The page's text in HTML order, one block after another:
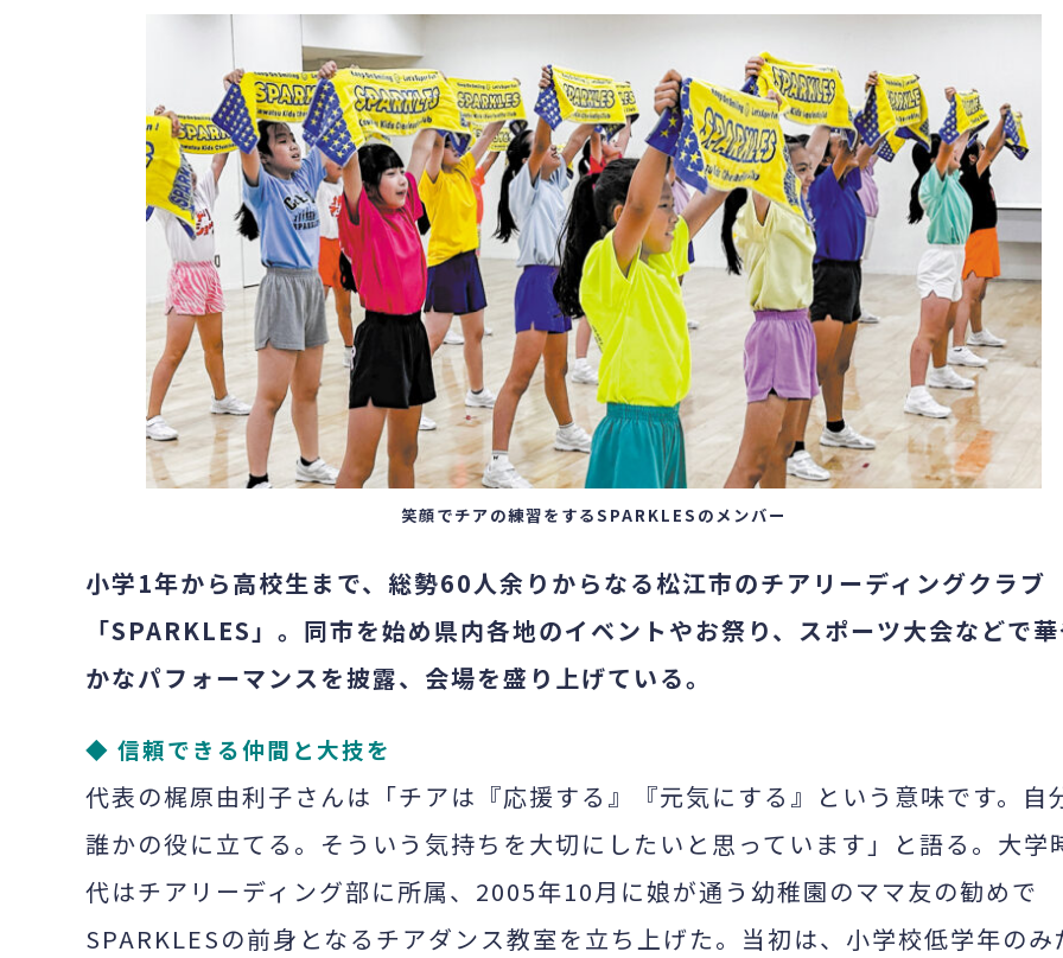
笑顔でチアの練習をするSPARKLES のメンバー
小学1年から高校生まで、総勢60人余りからなる松江市のチアリーディングクラブ
「SPARKLES」。同市を始め県内各地のイベントやお祭り、スポーツ大会などで華
かなパフォーマンスを披露、会場を盛り上げている。
◆ 信頼できる仲間と大技を
代表の梶原由利子さんは「チアは『応援する』『元気にする』という意味です。自
誰かの役に立てる。そういう気持ちを大切にしたいと思っています」と語る。大学
代はチアリーディング部に所属、2005年10月に娘が通う幼稚園のママ友の勧めで
SPARKLESの前身となるチアダンス教室を立ち上げた。 当初は、小学校低学年のみ